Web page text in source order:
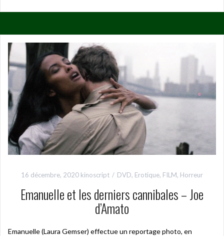
16 décembre, 2020 kinoscript DVD, Erotique, FILM, Horreur
Emanuelle et les derniers cannibales – Joe
d’Amato
Emanuelle (Laura Gemser) effectue un reportage photo, en